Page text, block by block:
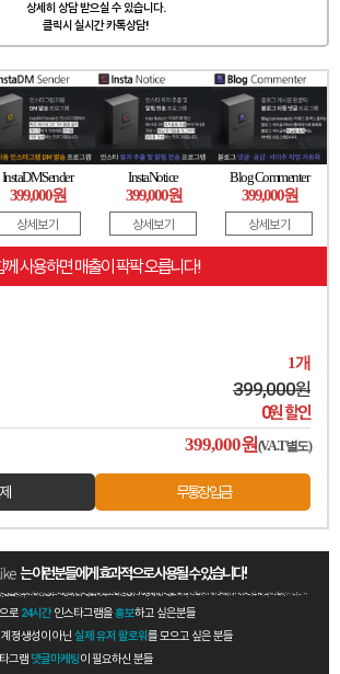
상세히 상담 받으실 수 있습니다.
클릭시 실시간 카톡상담!
InstaDMSender
399,000원
상세보기
InstaNotice
399,000원
상세보기
Blog Commenter
399,000원
상세보기
께 사용하면 매출이 팍팍 오릅니다!
1개
399,000원
0원 할인
399,000원(V.A.T별도)
무통장입금
는 이런분들에게 효과적으로 사용될 수 있습니다!
로 24시간인스타그램을홍보하고 싶은분들
정생성이 아닌 실제 유저 팔로워를 모으고 싶은 분들
그램 댓글마케팅이 필요하신 분들